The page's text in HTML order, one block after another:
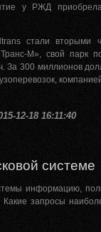
у РЖД
стали вторыми
М», свой парк
За 300 миллионов
12-18 16:11:40
системе
информацию,
запросы